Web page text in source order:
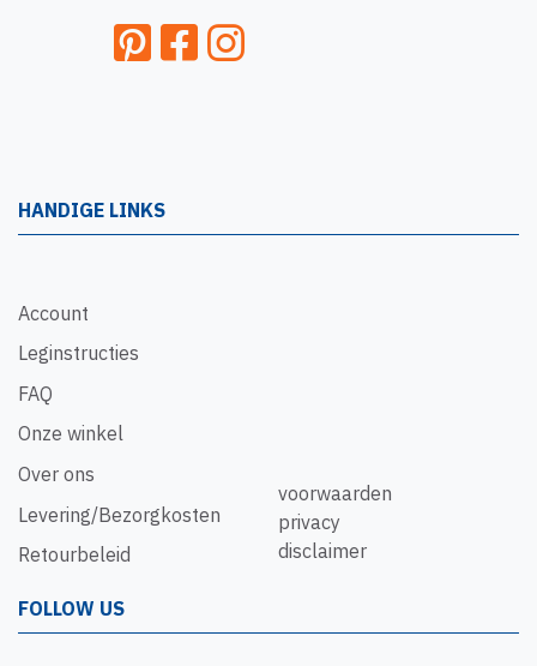
HANDIGE LINKS
Account
Leginstructies
FAQ
Onze winkel
Over ons
Levering/Bezorgkosten
Retourbeleid
voorwaarden
privacy
disclaimer
FOLLOW US